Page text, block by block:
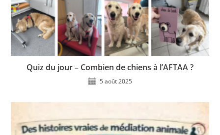
Quiz du jour – Combien de chiens à l’AFTAA ?
5 août 2025